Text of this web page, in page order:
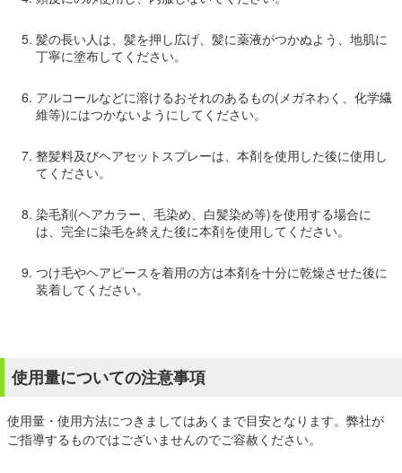
髪の長い人は、髪を押し広げ、髪に薬液がつかぬよう、地肌に
丁寧に塗布してください。
アルコールなどに溶けるおそれのあるもの(メガネわく、化学繊
維等)にはつかないようにしてください。
整髪料及びヘアセットスプレーは、本剤を使用した後に使用し
てください。
染毛剤(ヘアカラー、毛染め、白髪染め等)を使用する場合に
は、完全に染毛を終えた後に本剤を使用してください。
つけ毛やヘアピースを着用の方は本剤を十分に乾燥させた後に
装着してください。
使用量についての注意事項
使用量・使用方法につきましてはあくまで目安となります。弊社が
ご指導するものではございませんのでご容赦ください。